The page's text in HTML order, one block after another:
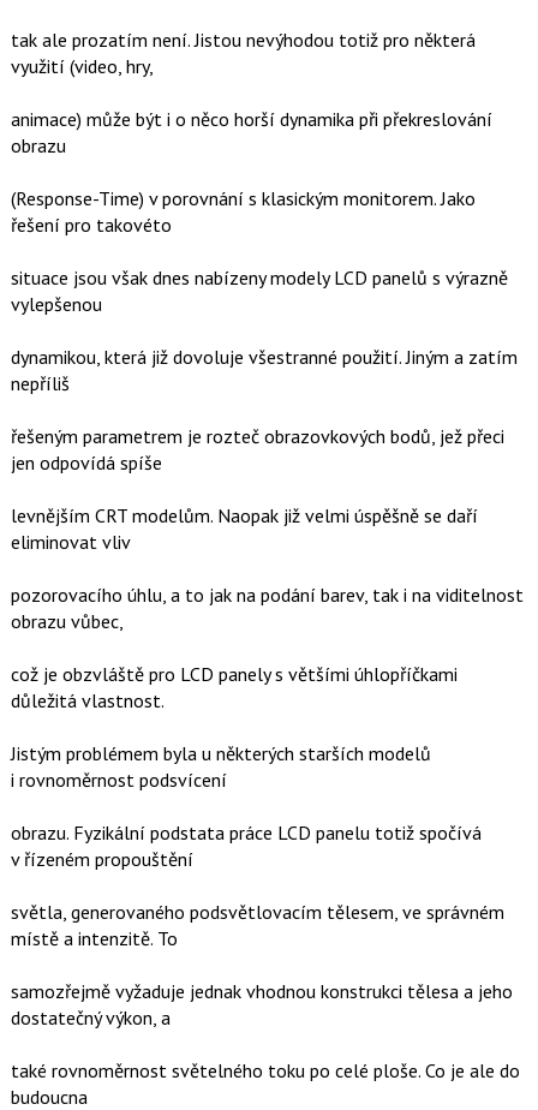
tak ale prozatím není. Jistou nevýhodou totiž pro některá
využití (video, hry,
animace) může být i o něco horší dynamika při překreslování
obrazu
(Response-Time) v porovnání s klasickým monitorem. Jako
řešení pro takovéto
situace jsou však dnes nabízeny modely LCD panelů s výrazně
vylepšenou
dynamikou, která již dovoluje všestranné použití. Jiným a zatím
nepříliš
řešeným parametrem je rozteč obrazovkových bodů, jež přeci
jen odpovídá spíše
levnějším CRT modelům. Naopak již velmi úspěšně se daří
eliminovat vliv
pozorovacího úhlu, a to jak na podání barev, tak i na viditelnost
obrazu vůbec,
což je obzvláště pro LCD panely s většími úhlopříčkami
důležitá vlastnost.
Jistým problémem byla u některých starších modelů
i rovnoměrnost podsvícení
obrazu. Fyzikální podstata práce LCD panelu totiž spočívá
v řízeném propouštění
světla, generovaného podsvětlovacím tělesem, ve správném
místě a intenzitě. To
samozřejmě vyžaduje jednak vhodnou konstrukci tělesa a jeho
dostatečný výkon, a
také rovnoměrnost světelného toku po celé ploše. Co je ale do
budoucna